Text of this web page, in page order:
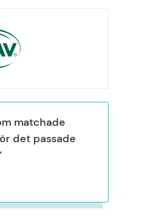
matchade
det passade